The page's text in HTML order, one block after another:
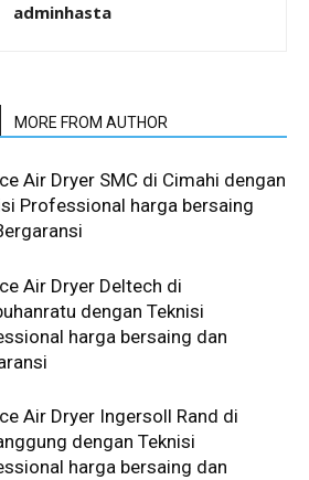
adminhasta
MORE FROM AUTHOR
Air Dryer SMC di Cimahi dengan
Professional harga bersaing
Air Dryer Deltech di
dengan Teknisi
harga bersaing dan
Air Dryer Ingersoll Rand di
dengan Teknisi
harga bersaing dan